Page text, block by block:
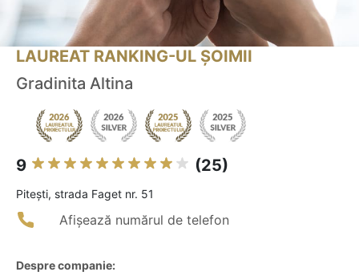
LAUREAT RANKING-UL ȘOIMII
Gradinita Altina
9 (25)
Piteşti, strada Faget nr. 51
Afișează numărul de telefon
Despre companie: